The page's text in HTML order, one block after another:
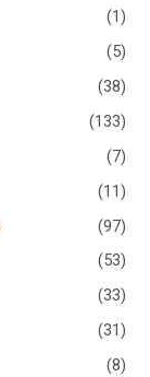
(1)
(5)
(38)
(133)
(7)
(11)
(97)
(53)
(33)
(31)
(8)